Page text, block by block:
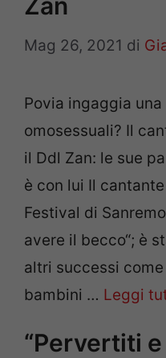
Mag 26, 2021 di
Povia ingaggia
omosessuali? Il
il Ddl Zan: le sue
è con lui Il
Festival di
avere il becco“; è
altri successi come
bambini … Leggi
“Pervertiti